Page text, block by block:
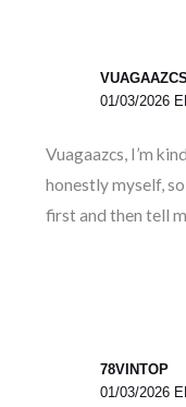
VUAGAAZCS
01/03/2026
Vuagaazcs, I’m
honestly myself,
first and then tell
78VINTOP
01/03/2026